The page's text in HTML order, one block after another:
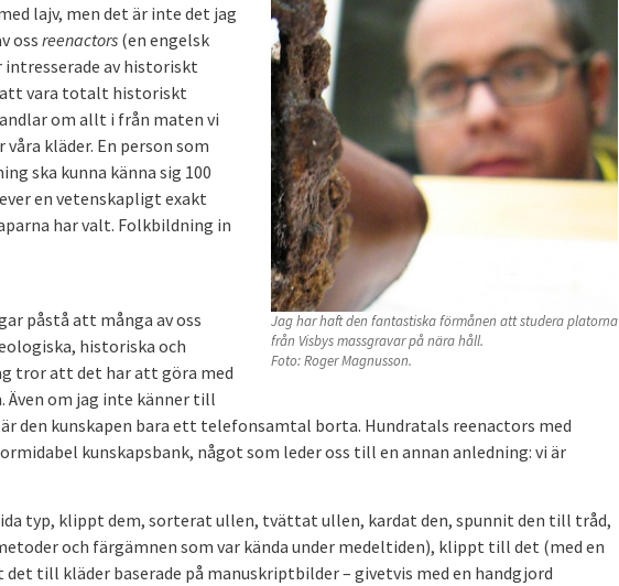
Jag har haft den fantastiska förmånen att studera platorna
från Visbys massgravar på nära håll.
Foto: Roger Magnusson.
lajv, men det är inte det jag
oss reenactors (en engelsk
av historiskt
att vara totalt historiskt
om allt i från maten vi
kläder. En person som
ska kunna känna sig 100
en vetenskapligt exakt
har valt. Folkbildning in
påstå att många av oss
historiska och
tror att det har att göra med
Även om jag inte känner till
den kunskapen bara ett telefonsamtal borta. Hundratals reenactors med
kunskapsbank, något som leder oss till en annan anledning: vi är
typ, klippt dem, sorterat ullen, tvättat ullen, kardat den, spunnit den till tråd,
och färgämnen som var kända under medeltiden), klippt till det (med en
det till kläder baserade på manuskriptbilder – givetvis med en handgjord